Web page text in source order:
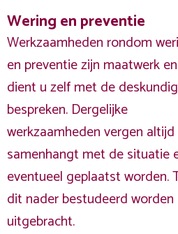
Wering en preventie
Werkzaamheden rondom
en preventie zijn maatwerk en
dient u zelf met de
bespreken. Dergelijke
werkzaamheden vergen
samenhangt met de situatie
eventueel geplaatst worden.
dit nader bestudeerd
uitgebracht.